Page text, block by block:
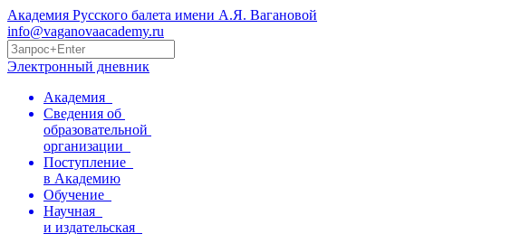
Академия Русского балета имени А.Я. Вагановой
info@vaganovaacademy.ru
Электронный дневник
Академия
Сведения об
образовательной
организации
Поступление
в Академию
Обучение
Научная
и издательская